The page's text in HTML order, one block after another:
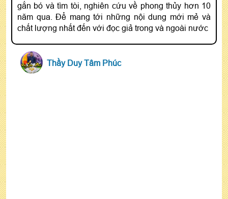
gắn bó và tìm tòi, nghiên cứu về phong thủy hơn 10
năm qua. Để mang tới những nội dung mới mẻ và
chất lượng nhất đến với đọc giả trong và ngoài nước
Thầy Duy Tâm Phúc